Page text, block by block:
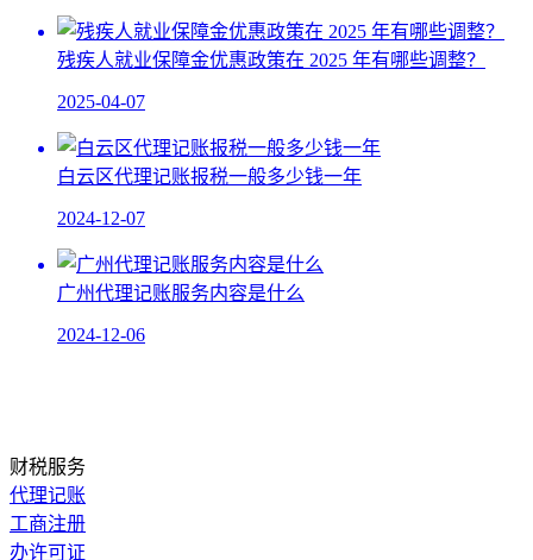
残疾人就业保障金优惠政策在 2025 年有哪些调整？​
2025-04-07
白云区代理记账报税一般多少钱一年
2024-12-07
广州代理记账服务内容是什么
2024-12-06
财税服务
代理记账
工商注册
办许可证